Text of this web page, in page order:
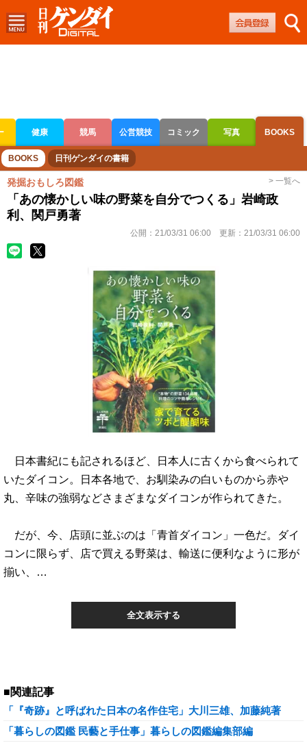
健康 競馬 公営競技 コミック 写真 BOOKS
ボートレース 競輪 オートレース
BOOKS 日刊ゲンダイの書籍
発掘おもしろ図鑑 > 一覧へ
「あの懐かしい味の野菜を自分でつくる」岩崎政
利、関戸勇著
公開： 21/03/31 06:00 更新： 21/03/31 06:00
日本書紀にも記されるほど、日本人に古くから食べられて
いたダイコン。日本各地で、お馴染みの白いものから赤や
丸、辛味の強弱などさまざまなダイコンが作られてきた。
だが、今、店頭に並ぶのは「青首ダイコン」一色だ。ダイ
コンに限らず、店で買える野菜は、輸送に便利なように形が
揃い、…
全文表示する
■関連記事
「『奇跡』と呼ばれた日本の名作住宅」大川三雄、加藤純著
「暮らしの図鑑 民藝と手仕事」暮らしの図鑑編集部編